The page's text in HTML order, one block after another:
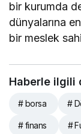
bir kurumda
dünyalarına
bir meslek
Haberle ilgili
# borsa #
# finans #